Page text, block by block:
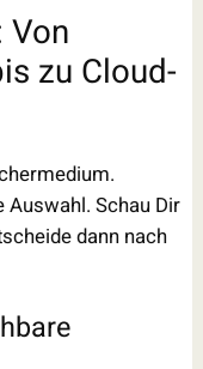
Von
zu Cloud-
Schau Dir
dann nach